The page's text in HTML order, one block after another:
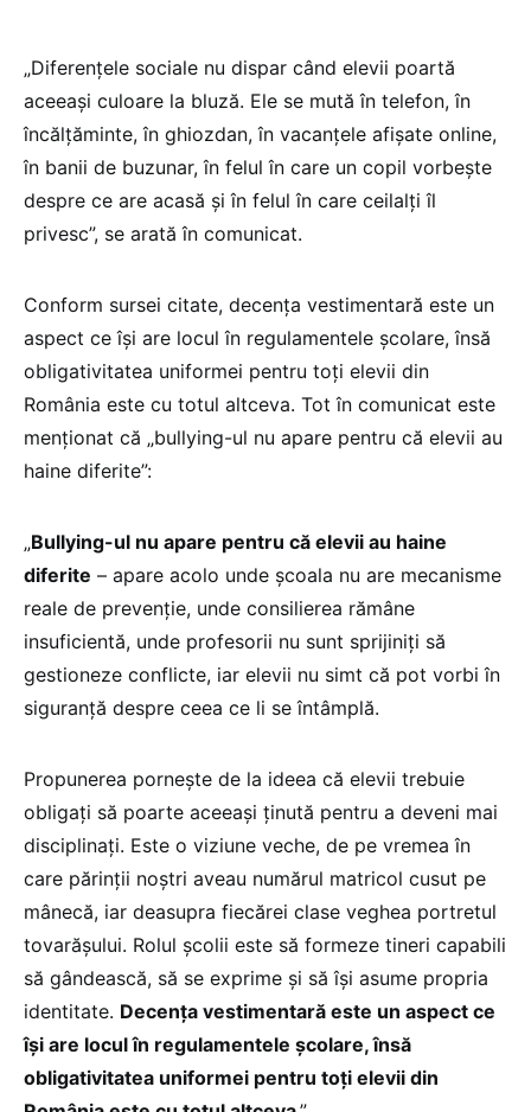
„Diferențele sociale nu dispar când elevii poartă
aceeași culoare la bluză. Ele se mută în telefon, în
încălțăminte, în ghiozdan, în vacanțele afișate online,
în banii de buzunar, în felul în care un copil vorbește
despre ce are acasă și în felul în care ceilalți îl
privesc”, se arată în comunicat.
Conform sursei citate, decența vestimentară este un
aspect ce își are locul în regulamentele școlare, însă
obligativitatea uniformei pentru toți elevii din
România este cu totul altceva. Tot în comunicat este
menționat că „bullying-ul nu apare pentru că elevii au
haine diferite”:
„Bullying-ul nu apare pentru că elevii au haine
diferite – apare acolo unde școala nu are mecanisme
reale de prevenție, unde consilierea rămâne
insuficientă, unde profesorii nu sunt sprijiniți să
gestioneze conflicte, iar elevii nu simt că pot vorbi în
siguranță despre ceea ce li se întâmplă.
Propunerea pornește de la ideea că elevii trebuie
obligați să poarte aceeași ținută pentru a deveni mai
disciplinați. Este o viziune veche, de pe vremea în
care părinții noștri aveau numărul matricol cusut pe
mânecă, iar deasupra fiecărei clase veghea portretul
tovarășului. Rolul școlii este să formeze tineri capabili
să gândească, să se exprime și să își asume propria
identitate. Decența vestimentară este un aspect ce
își are locul în regulamentele școlare, însă
obligativitatea uniformei pentru toți elevii din